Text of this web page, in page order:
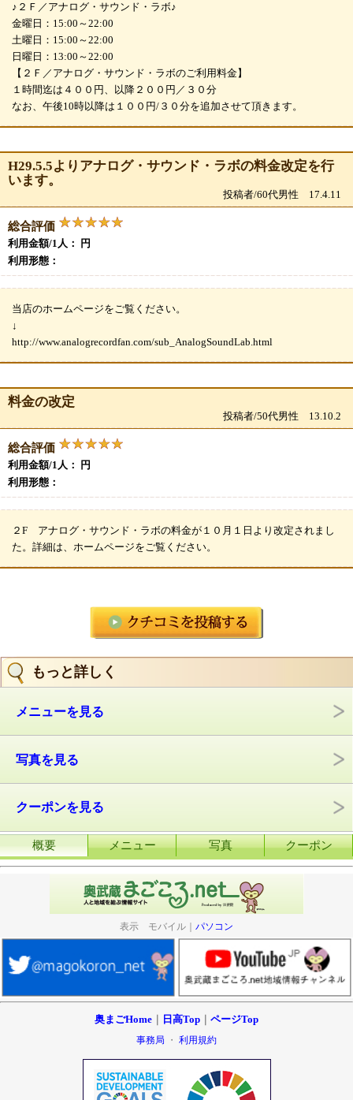
♪２Ｆ／アナログ・サウンド・ラボ♪
金曜日：15:00～22:00
土曜日：15:00～22:00
日曜日：13:00～22:00
【２Ｆ／アナログ・サウンド・ラボのご利用料金】
１時間迄は４００円、以降２００円／３０分
なお、午後10時以降は１００円/３０分を追加させて頂きます。
H29.5.5よりアナログ・サウンド・ラボの料金改定を行
います。
投稿者/60代男性 17.4.11
総合評価
利用金額/1人： 円
利用形態：
当店のホームページをご覧ください。
↓
http://www.analogrecordfan.com/sub_AnalogSoundLab.html
料金の改定
投稿者/50代男性 13.10.2
総合評価
利用金額/1人： 円
利用形態：
２F アナログ・サウンド・ラボの料金が１０月１日より改定されまし
た。詳細は、ホームページをご覧ください。
もっと詳しく
メニューを見る
写真を見る
クーポンを見る
概要 メニュー 写真 クーポン
表示 モバイル｜ パソコン
奥まごHome 日高Top ページTop
事務局 ・ 利用規約